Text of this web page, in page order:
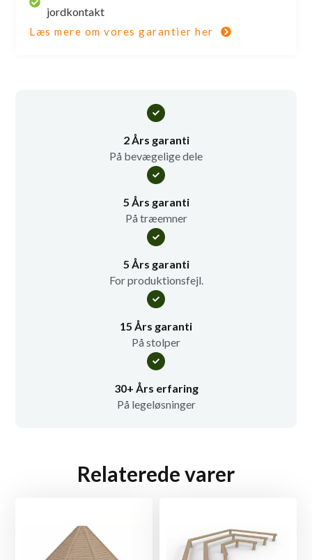
jordkontakt
Læs mere om vores garantier her
2 Års garanti
På bevægelige dele
5 Års garanti
På træemner
5 Års garanti
For produktionsfejl.
15 Års garanti
På stolper
30+ Års erfaring
På legeløsninger
Relaterede varer